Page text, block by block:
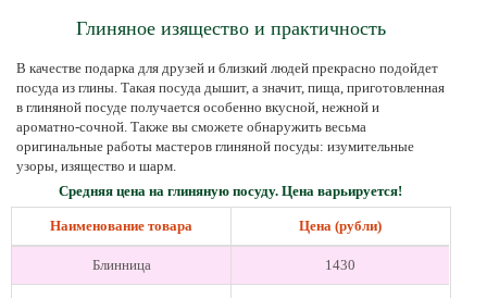
Глиняное изящество и практичность
В качестве подарка для друзей и близкий людей прекрасно подойдет
посуда из глины. Такая посуда дышит, а значит, пища, приготовленная
в глиняной посуде получается особенно вкусной, нежной и
ароматно-сочной. Также вы сможете обнаружить весьма
оригинальные работы мастеров глиняной посуды: изумительные
узоры, изящество и шарм.
Средняя цена на глиняную посуду. Цена варьируется!
Наименование товара Цена (рубли)
Блинница 1430